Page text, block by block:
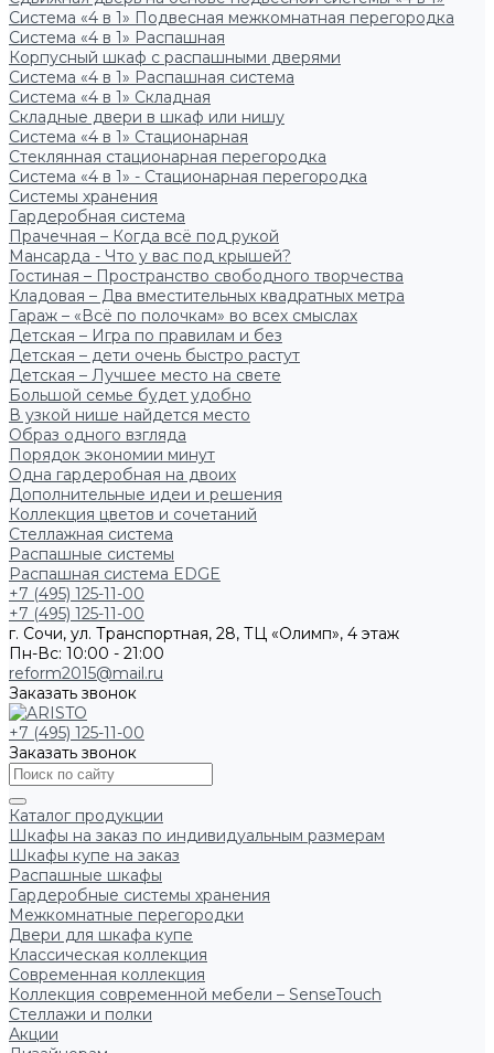
Система «4 в 1» Подвесная межкомнатная перегородка
Система «4 в 1» Распашная
Корпусный шкаф с распашными дверями
Система «4 в 1» Распашная система
Система «4 в 1» Складная
Складные двери в шкаф или нишу
Система «4 в 1» Стационарная
Стеклянная стационарная перегородка
Система «4 в 1» - Стационарная перегородка
Системы хранения
Гардеробная система
Прачечная – Когда всё под рукой
Мансарда - Что у вас под крышей?
Гостиная – Пространство свободного творчества
Кладовая – Два вместительных квадратных метра
Гараж – «Всё по полочкам» во всех смыслах
Детская – Игра по правилам и без
Детская – дети очень быстро растут
Детская – Лучшее место на свете
Большой семье будет удобно
В узкой нише найдется место
Образ одного взгляда
Порядок экономии минут
Одна гардеробная на двоих
Дополнительные идеи и решения
Коллекция цветов и сочетаний
Стеллажная система
Распашные системы
Распашная система EDGE
+7 (495) 125-11-00
+7 (495) 125-11-00
г. Сочи, ул. Транспортная, 28, ТЦ «Олимп», 4 этаж
Пн-Вс: 10:00 - 21:00
reform2015@mail.ru
Заказать звонок
+7 (495) 125-11-00
Заказать звонок
Каталог продукции
Шкафы на заказ по индивидуальным размерам
Шкафы купе на заказ
Распашные шкафы
Гардеробные системы хранения
Межкомнатные перегородки
Двери для шкафа купе
Классическая коллекция
Современная коллекция
Коллекция современной мебели – SenseTouch
Стеллажи и полки
Акции